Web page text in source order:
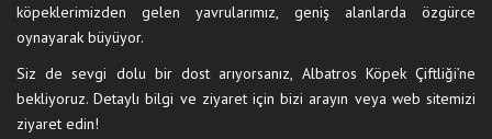
köpeklerimizden gelen yavrularımız, geniş alanlarda özgürce
oynayarak büyüyor.
Siz de sevgi dolu bir dost arıyorsanız, Albatros Köpek Çiftliği’ne
bekliyoruz. Detaylı bilgi ve ziyaret için bizi arayın veya web sitemizi
ziyaret edin!